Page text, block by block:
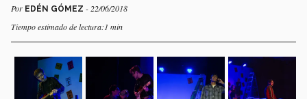
Por EDÉN GÓMEZ - 22/06/2018
Tiempo estimado de lectura:1 min